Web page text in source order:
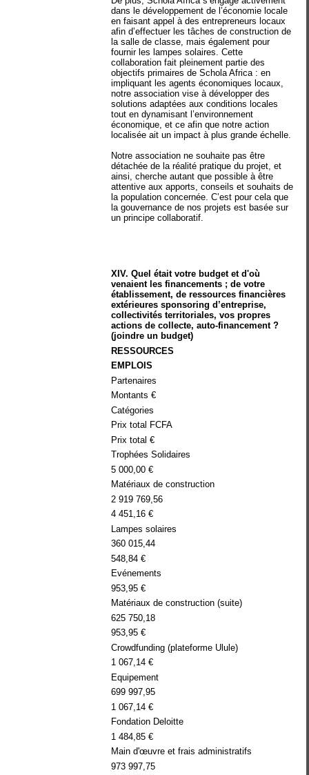
dans le développement de l’économie locale
en faisant appel à des entrepreneurs locaux
afin d’effectuer les tâches de construction de
la salle de classe, mais également pour
fournir les lampes solaires. Cette
collaboration fait pleinement partie des
objectifs primaires de Schola Africa : en
impliquant les agents économiques locaux,
notre association vise à développer des
solutions adaptées aux conditions locales
tout en dynamisant l’environnement
économique, et ce afin que notre action
localisée ait un impact à plus grande échelle.
Notre association ne souhaite pas être
détachée de la réalité pratique du projet, et
ainsi, cherche autant que possible à être
attentive aux apports, conseils et souhaits de
la population concernée. C’est pour cela que
la gouvernance de nos projets est basée sur
un principe collaboratif.
XIV. Quel était votre budget et d'où
venaient les financements ; de votre
établissement, de ressources financières
extérieures sponsoring d’entreprise,
collectivités territoriales, vos propres
actions de collecte, auto-financement ?
(joindre un budget)
RESSOURCES
EMPLOIS
Partenaires
Montants €
Catégories
Prix total FCFA
Prix total €
Trophées Solidaires
5 000,00 €
Matériaux de construction
2 919 769,56
4 451,16 €
Lampes solaires
360 015,44
548,84 €
Evénements
953,95 €
Matériaux de construction (suite)
625 750,18
953,95 €
Crowdfunding (plateforme Ulule)
1 067,14 €
Equipement
699 997,95
1 067,14 €
Fondation Deloitte
1 484,85 €
Main d'œuvre et frais administratifs
973 997,75